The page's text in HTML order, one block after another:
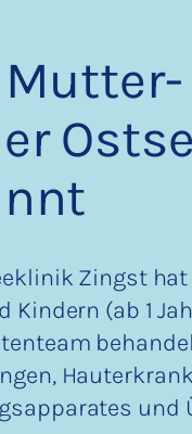
Zingst
Kindern (ab 1
und